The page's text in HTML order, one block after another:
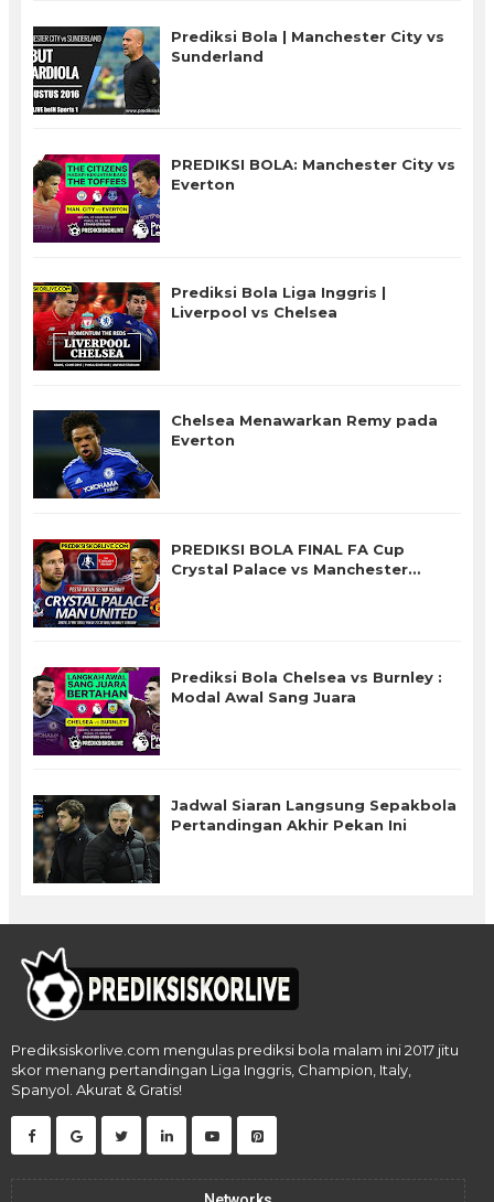
Prediksi Bola | Manchester City vs
Sunderland
PREDIKSI BOLA: Manchester City vs
Everton
Prediksi Bola Liga Inggris |
Liverpool vs Chelsea
Chelsea Menawarkan Remy pada
Everton
PREDIKSI BOLA FINAL FA Cup
Crystal Palace vs Manchester
Prediksi Bola Chelsea vs Burnley :
Modal Awal Sang Juara
Jadwal Siaran Langsung Sepakbola
Pertandingan Akhir Pekan Ini
Prediksiskorlive.com mengulas prediksi bola malam ini 2017 jitu
skor menang pertandingan Liga Inggris, Champion, Italy,
Spanyol. Akurat & Gratis!